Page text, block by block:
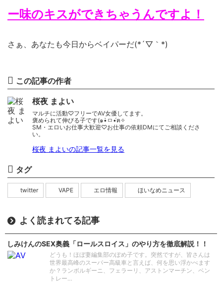
ー味のキスができちゃうんですよ！
さぁ、あなたも今日からベイパーだ(*´▽｀*)
この記事の作者
桜夜 まよい
マルチに活動♡フリーでAV女優してます。
褒められて伸びる子です(๑•̀ㅁ•́ฅ✧
SM・エロいお仕事大歓迎♡お仕事の依頼DMにてご相談くださ
い。
桜夜 まよいの記事一覧を見る
タグ
twitter VAPE エロ情報 ほいなめニュース
よく読まれてる記事
しみけんのSEX奥義「ロールスロイス」のやり方を徹底解説！！
どうも！ほぼ妻編集部のぽめ子です。突然ですが、皆さんは
世界最高峰のスーパー高級車と言えば、何を思い浮かべます
か？ランボルギーニ、フェラーリ、アストンマーチン、ベン
トレー…